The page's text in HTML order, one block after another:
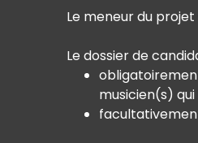
Le meneur du
Le dossier de
musicien(s)